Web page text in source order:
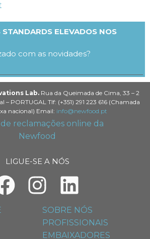
ELEVADOS NOS
com as novidades?
Lab. Rua da Queimada de Cima, 33 – 2
PORTUGAL Tlf: (+351) 291 223 616 (Chamada
nacional) Email: info@newfood.pt
LIGUE-SE A NÓS
SOBRE NÓS
PROFISSIONAIS
EMBAIXADORES